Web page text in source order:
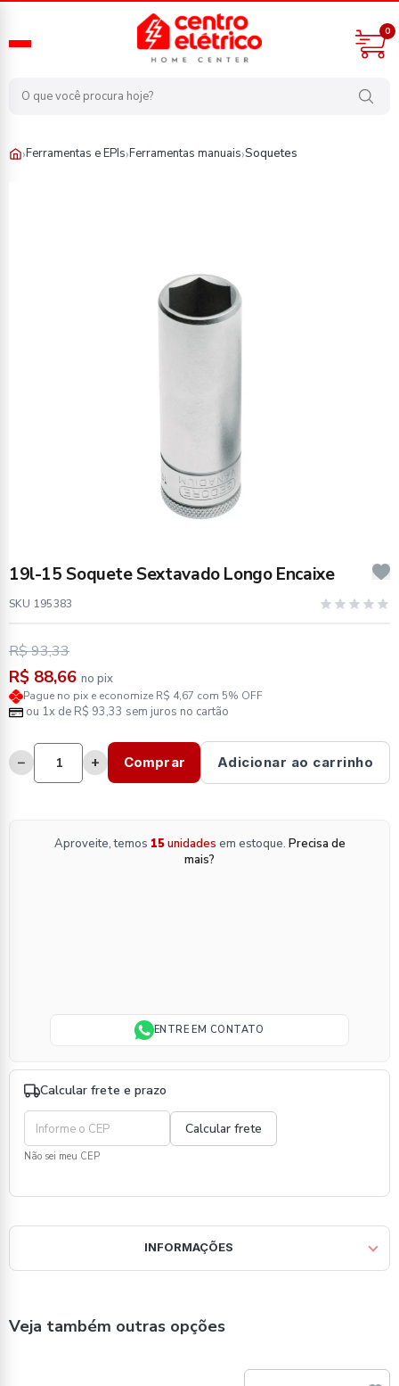
0
›Ferramentas e EPIs›Ferramentas manuais›Soquetes
19l-15 Soquete Sextavado Longo Encaixe
SKU 195383
R$ 93,33
R$ 88,66 no pix
Pague no pix e economize R$ 4,67 com 5% OFF
ou 1x de R$ 93,33 sem juros no cartão
− + Comprar Adicionar ao carrinho
Aproveite, temos 15unidades em estoque. Precisa de
mais?
ENTRE EM CONTATO
Calcular frete e prazo
Não sei meu CEP
INFORMAÇÕES
Veja também outras opções